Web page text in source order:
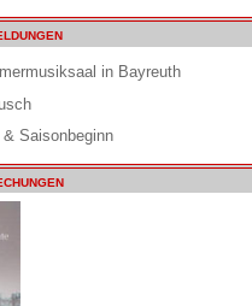
in Bayreuth
Saisonbeginn